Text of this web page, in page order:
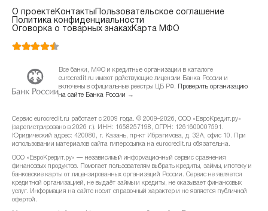
О проектеКонтакты Пользовательское соглашение
Политика конфиденциальности
Оговорка о товарных знакахКарта МФО
Все банки, МФО и кредитные организации в каталоге
eurocredit.ru имеют действующие лицензии Банка России и
включены в официальные реестры ЦБ РФ.
Проверить организацию
на сайте Банка России →
Сервис eurocredit.ru работает с 2009 года. © 2009–2026, ООО «ЕвроКредит.ру»
(зарегистрировано в 2026 г.). ИНН: 1658257198, ОГРН: 1261600007591.
Юридический адрес: 420080, г. Казань, пр-кт Ибрагимова, д. 32А, офис 10. При
использовании материалов сайта гиперссылка на eurocredit.ru обязательна.
ООО «ЕвроКредит.ру» — независимый информационный сервис сравнения
финансовых продуктов. Помогает пользователям выбрать кредиты, займы, ипотеку и
банковские карты от лицензированных организаций России. Сервис не является
кредитной организацией, не выдаёт займы и кредиты, не оказывает финансовых
услуг. Информация на сайте носит справочный характер и не является публичной
офертой.